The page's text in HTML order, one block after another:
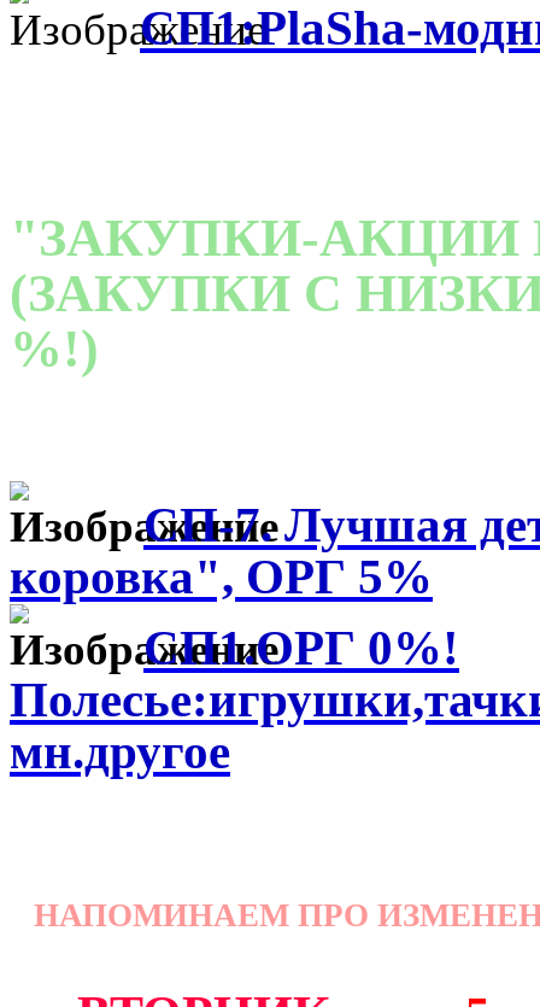
СП1:PlaSha-
"ЗАКУПКИ-АКЦИИ
(ЗАКУПКИ С
%!)
СП-7. Лучшая
коровка", ОРГ 5%
СП1.ОРГ 0%!
мн.другое
НАПОМИНАЕМ ПРО ИЗМЕНЕНИЯ